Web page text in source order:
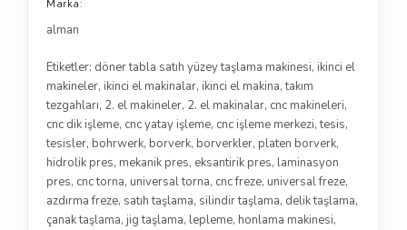
Marka:
alman
Etiketler: döner tabla satıh yüzey taşlama makinesi, ikinci el
makineler, ikinci el makinalar, ikinci el makina,takım
tezgahları, 2. el makineler, 2. el makinalar, cnc makineleri,
cnc dik işleme, cnc yatay işleme, cnc işleme merkezi,tesis,
tesisler, bohrwerk, borverk, borverkler, platen borverk,
hidrolik pres, mekanik pres, eksantirik pres, laminasyon
pres, cnc torna, universal torna, cnc freze, universal freze,
azdırma freze, satıh taşlama, silindir taşlama, delik taşlama,
çanak taşlama, jig taşlama, lepleme, honlama makinesi,